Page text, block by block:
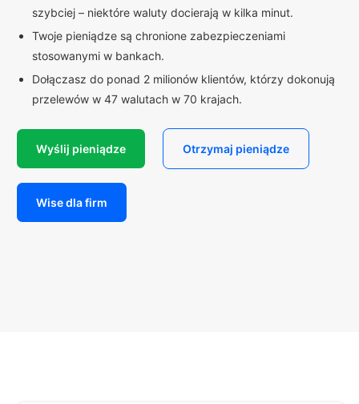
szybciej – niektóre waluty docierają w kilka minut.
Twoje pieniądze są chronione zabezpieczeniami
stosowanymi w bankach.
Dołączasz do ponad 2 milionów klientów, którzy dokonują
przelewów w 47 walutach w 70 krajach.
Wyślij pieniądze Otrzymaj pieniądze
Wise dla firm